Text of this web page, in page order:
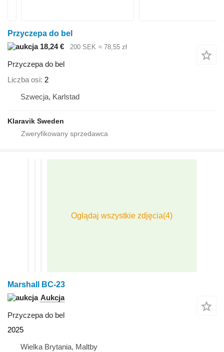
Przyczepa do bel
18,24 €
200 SEK ≈ 78,55 zł
Przyczepa do bel
Liczba osi 2
Szwecja, Karlstad
Klaravik Sweden
Marshall BC-23
Aukcja
Przyczepa do bel
2025
Wielka Brytania, Maltby